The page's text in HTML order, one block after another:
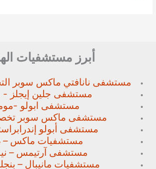
أبرز مستشفيات
مستشفى نانافتي ماكس سوبر
مستشفى جلين إيجلز -
مستشفى ابولو -
مستشفى ماكس سوبر
مستشفى أبولو
مستشفيات ماكس –
مستشفى آرتيمس –
مستشفيات مانيبال –